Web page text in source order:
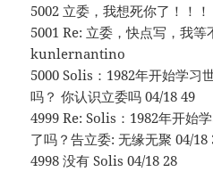
5002 立委，我想死你了！！
5001 Re: 立委，快点写，我等
kunlernantino
5000 Solis：1982年开始学习
吗？ 你认识立委吗 04/18 49
4999 Re: Solis：1982年开始
了吗？告立委: 无缘无聚 04/18
4998 没有 Solis 04/18 28